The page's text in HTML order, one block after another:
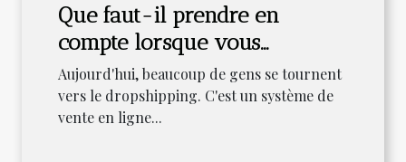
Que faut-il prendre en
compte lorsque vous
commencez en dropshipping
SEO ?
Aujourd'hui, beaucoup de gens se tournent
vers le dropshipping. C'est un système de
vente en ligne...